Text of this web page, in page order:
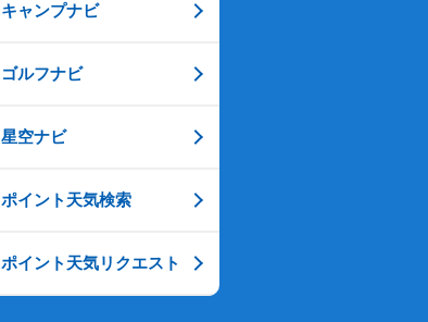
キャンプナビ
ゴルフナビ
星空ナビ
ポイント天気検索
ポイント天気リクエスト